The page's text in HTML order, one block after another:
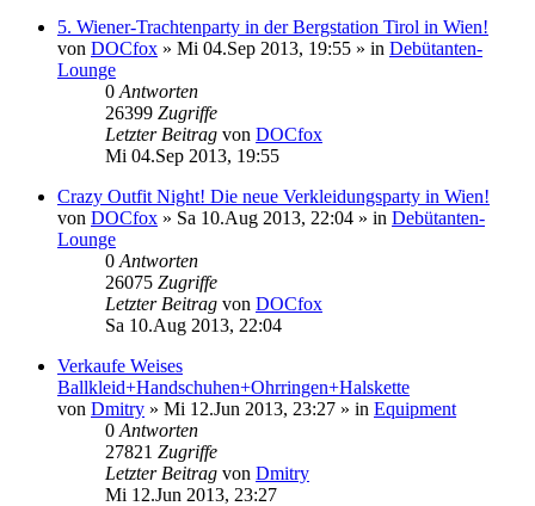
5. Wiener-Trachtenparty in der Bergstation Tirol in Wien!
von DOCfox » Mi 04.Sep 2013, 19:55 » in Debütanten-
Lounge
0 Antworten
26399 Zugriffe
Letzter Beitrag von DOCfox
Mi 04.Sep 2013, 19:55
Crazy Outfit Night! Die neue Verkleidungsparty in Wien!
von DOCfox » Sa 10.Aug 2013, 22:04 » in Debütanten-
Lounge
0 Antworten
26075 Zugriffe
Letzter Beitrag von DOCfox
Sa 10.Aug 2013, 22:04
Verkaufe Weises
Ballkleid+Handschuhen+Ohrringen+Halskette
von Dmitry » Mi 12.Jun 2013, 23:27 » in Equipment
0 Antworten
27821 Zugriffe
Letzter Beitrag von Dmitry
Mi 12.Jun 2013, 23:27